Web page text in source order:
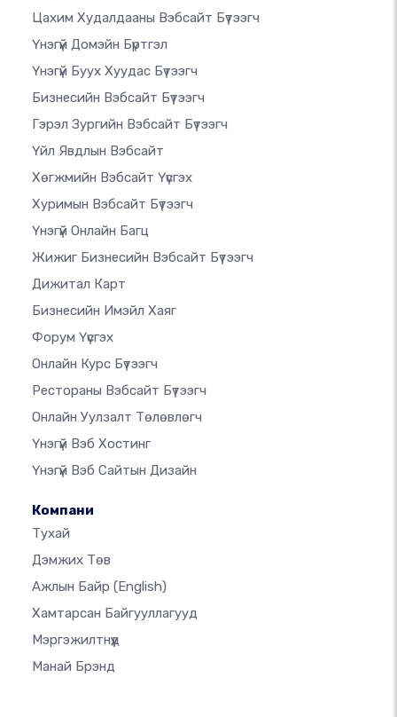
Цахим Худалдааны Вэбсайт Бүтээгч
Үнэгүй Домэйн Бүртгэл
Үнэгүй Буух Хуудас Бүтээгч
Бизнесийн Вэбсайт Бүтээгч
Гэрэл Зургийн Вэбсайт Бүтээгч
Үйл Явдлын Вэбсайт
Хөгжмийн Вэбсайт Үүсгэх
Хуримын Вэбсайт Бүтээгч
Үнэгүй Онлайн Багц
Жижиг Бизнесийн Вэбсайт Бүтээгч
Дижитал Карт
Бизнесийн Имэйл Хаяг
Форум Үүсгэх
Онлайн Курс Бүтээгч
Рестораны Вэбсайт Бүтээгч
Онлайн Уулзалт Төлөвлөгч
Үнэгүй Вэб Хостинг
Үнэгүй Вэб Сайтын Дизайн
Компани
Тухай
Дэмжих Төв
Ажлын Байр (English)
Хамтарсан Байгууллагууд
Мэргэжилтнүүд
Манай Брэнд